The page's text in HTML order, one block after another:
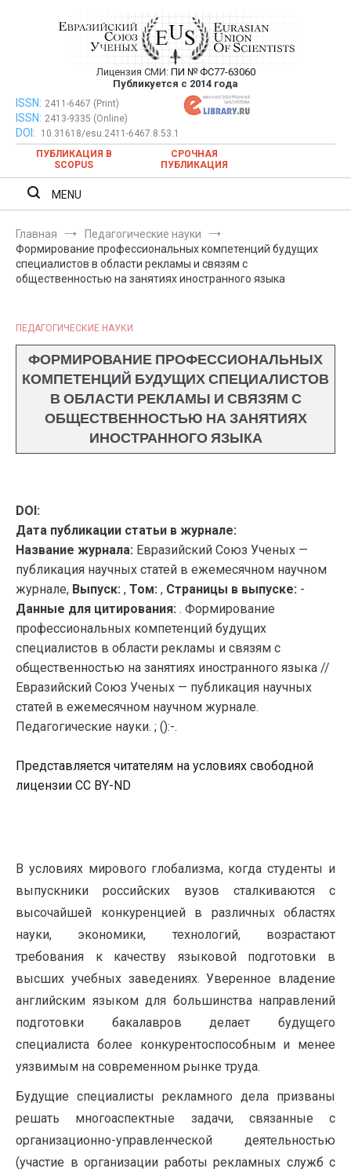
Евразийский Союз Ученых —
публикация научных статей в
ежемесячном научном журнале
Лицензия СМИ: ПИ № ФС77-63060
Публикуется с 2014 года
Евразийский Союз Ученых — публикация научных статей в
ежемесячном научном журнале
ISSN: 2411-6467 (Print)
ISSN: 2413-9335 (Online)
DOI:
10.31618/esu.2411-6467.8.53.1
ПУБЛИКАЦИЯ В
SCOPUS
СРОЧНАЯ
ПУБЛИКАЦИЯ
MENU
Главная
Педагогические науки
Формирование профессиональных компетенций будущих
специалистов в области рекламы и связям с
общественностью на занятиях иностранного языка
ПЕДАГОГИЧЕСКИЕ НАУКИ
ФОРМИРОВАНИЕ ПРОФЕССИОНАЛЬНЫХ
КОМПЕТЕНЦИЙ БУДУЩИХ СПЕЦИАЛИСТОВ
В ОБЛАСТИ РЕКЛАМЫ И СВЯЗЯМ С
ОБЩЕСТВЕННОСТЬЮ НА ЗАНЯТИЯХ
ИНОСТРАННОГО ЯЗЫКА
DOI:
Дата публикации статьи в журнале:
Название журнала: Евразийский Союз Ученых —
публикация научных статей в ежемесячном научном
журнале, Выпуск: , Том: , Страницы в выпуске: -
Данные для цитирования: . Формирование
профессиональных компетенций будущих
специалистов в области рекламы и связям с
общественностью на занятиях иностранного языка //
Евразийский Союз Ученых — публикация научных
статей в ежемесячном научном журнале.
Педагогические науки. ; ():-.
Представляется читателям на условиях свободной
лицензии CC BY-ND
В условиях мирового глобализма, когда студенты и
выпускники российских вузов сталкиваются с
высочайшей конкуренцией в различных областях
науки, экономики, технологий, возрастают
требования к качеству языковой подготовки в
высших учебных заведениях. Уверенное владение
английским языком для большинства направлений
подготовки бакалавров делает будущего
специалиста более конкурентоспособным и менее
уязвимым на современном рынке труда.
Будущие специалисты рекламного дела призваны
решать многоаспектные задачи, связанные с
организационно-управленческой деятельностью
(участие в организации работы рекламных служб с